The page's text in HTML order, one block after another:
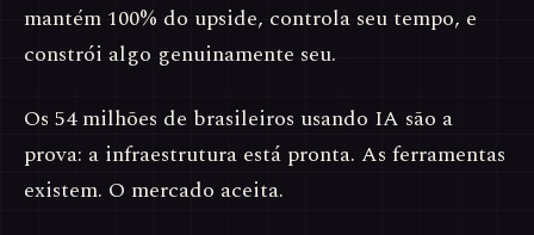
mantém 100% do upside, controla seu tempo, e
constrói algo genuinamente seu.
Os 54 milhões de brasileiros usando IA são a
prova: a infraestrutura está pronta. As ferramentas
existem. O mercado aceita.